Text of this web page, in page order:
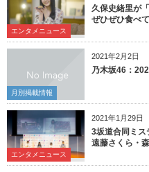
エンタメニュース
久保史緒里が
ぜひぜひ食べて
2021年2月2日
月別掲載情報
乃木坂46：
2021年1月29日
エンタメニュース
3坂道合同ミ
遠藤さくら・